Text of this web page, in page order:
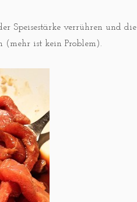
Speisestärke verrühren und die
(mehr ist kein Problem).